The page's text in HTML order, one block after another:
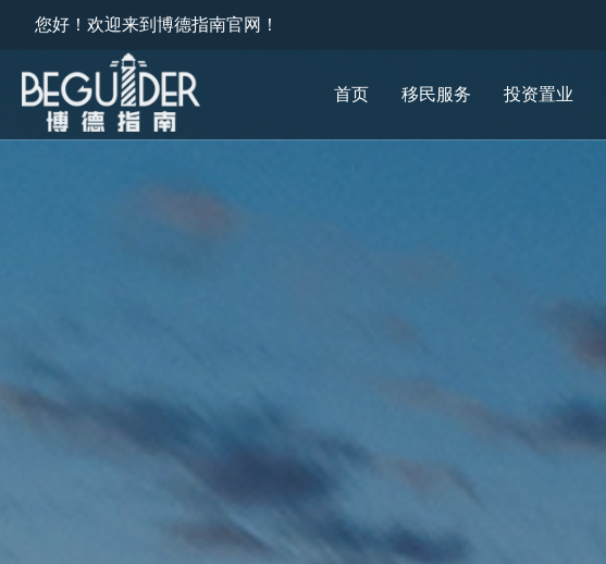
您好！欢迎来到博德指南官网！
首页 移民服务 投资置业